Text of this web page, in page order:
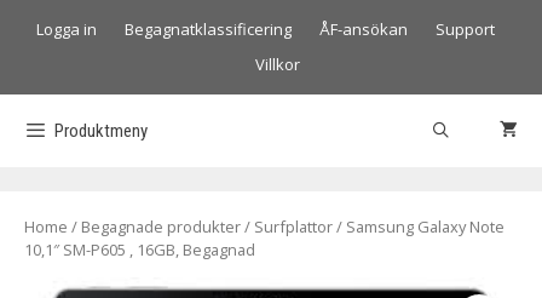
Logga in Begagnatklassificering ÅF-ansökan
Support
Villkor
Produktmeny
Home / Begagnade produkter/ Surfplattor/ Samsung Galaxy Note
10,1″ SM-P605 , 16GB, Begagnad